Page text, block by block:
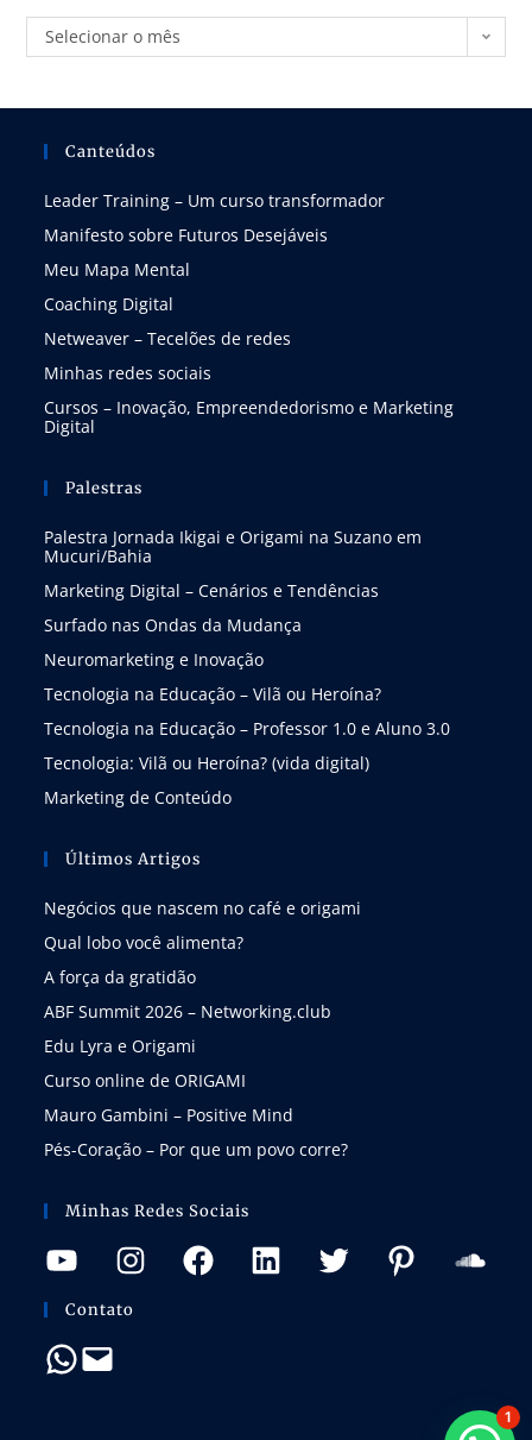
Selecionar o mês
Canteúdos
Leader Training – Um curso transformador
Manifesto sobre Futuros Desejáveis
Meu Mapa Mental
Coaching Digital
Netweaver – Tecelões de redes
Minhas redes sociais
Cursos – Inovação, Empreendedorismo e Marketing
Digital
Palestras
Palestra Jornada Ikigai e Origami na Suzano em
Mucuri/Bahia
Marketing Digital – Cenários e Tendências
Surfado nas Ondas da Mudança
Neuromarketing e Inovação
Tecnologia na Educação – Vilã ou Heroína?
Tecnologia na Educação – Professor 1.0 e Aluno 3.0
Tecnologia: Vilã ou Heroína? (vida digital)
Marketing de Conteúdo
Últimos Artigos
Negócios que nascem no café e origami
Qual lobo você alimenta?
A força da gratidão
ABF Summit 2026 – Networking.club
Edu Lyra e Origami
Curso online de ORIGAMI
Mauro Gambini – Positive Mind
Pés-Coração – Por que um povo corre?
Minhas Redes Sociais
Contato
1